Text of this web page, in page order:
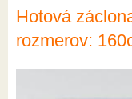
Hotová
rozmerov: